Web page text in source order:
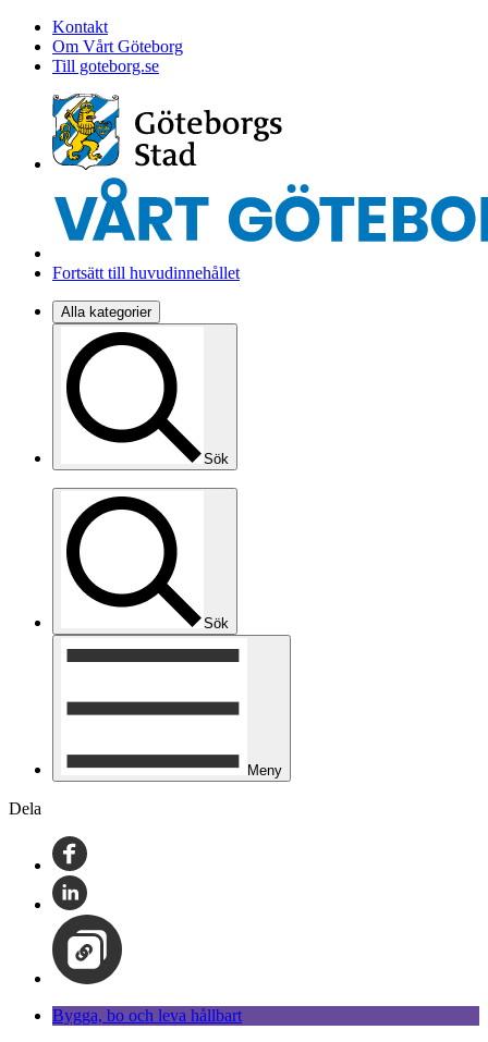
Kontakt
Om Vårt Göteborg
Till goteborg.se
Fortsätt till huvudinnehållet
Alla kategorier
Sök
Sök
Meny
Dela
Bygga, bo och leva hållbart